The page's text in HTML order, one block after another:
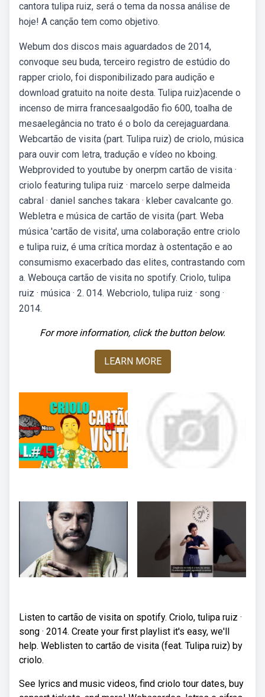
cantora tulipa ruiz, será o tema da nossa análise de
hoje! A canção tem como objetivo.
Webum dos discos mais aguardados de 2014,
convoque seu buda, terceiro registro de estúdio do
rapper criolo, foi disponibilizado para audição e
download gratuito na noite desta. Tulipa ruiz)acende o
incenso de mirra francesaalgodão fio 600, toalha de
mesaelegância no trato é o bolo da cerejaguardana.
Webcartão de visita (part. Tulipa ruiz) de criolo, música
para ouvir com letra, tradução e vídeo no kboing.
Webprovided to youtube by onerpm cartão de visita ·
criolo featuring tulipa ruiz · marcelo serpe dalmeida
cabral · daniel sanches takara · kleber cavalcante go.
Webletra e música de cartão de visita (part. Weba
música 'cartão de visita', uma colaboração entre criolo
e tulipa ruiz, é uma crítica mordaz à ostentação e ao
consumismo exacerbado das elites, contrastando com
a. Webouça cartão de visita no spotify. Criolo, tulipa
ruiz · música · 2. 014. Webcriolo, tulipa ruiz · song ·
2014.
For more information, click the button below.
LEARN MORE
Listen to cartão de visita on spotify. Criolo, tulipa ruiz ·
song · 2014. Create your first playlist it's easy, we'll
help. Weblisten to cartão de visita (feat. Tulipa ruiz) by
criolo.
See lyrics and music videos, find criolo tour dates, buy